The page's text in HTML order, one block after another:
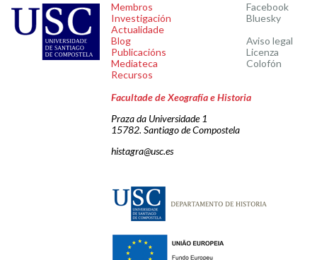
Membros
Investigación
Actualidade
Blog
Publicacións
Mediateca
Recursos
Facebook
Bluesky
Aviso legal
Licenza
Colofón
Facultade de Xeografía e Historia
Praza da Universidade 1
15782. Santiago de Compostela
histagra@usc.es